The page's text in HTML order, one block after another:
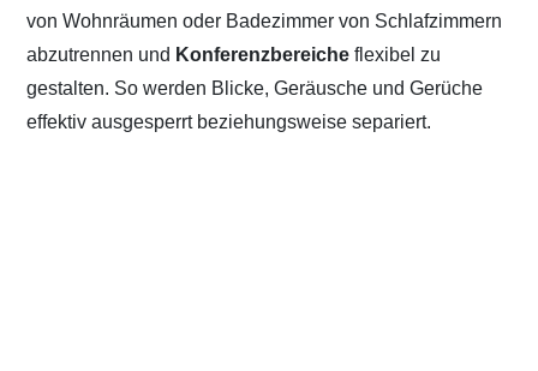
von Wohnräumen oder Badezimmer von Schlafzimmern
abzutrennen und Konferenzbereicheflexibel zu
gestalten. So werden Blicke, Geräusche und Gerüche
effektiv ausgesperrt beziehungsweise separiert.